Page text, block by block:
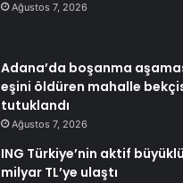
Ağustos 7, 2026
Adana’da boşanma
eşini öldüren mahalle
tutuklandı
Ağustos 7, 2026
ING Türkiye’nin aktif
milyar TL’ye ulaştı